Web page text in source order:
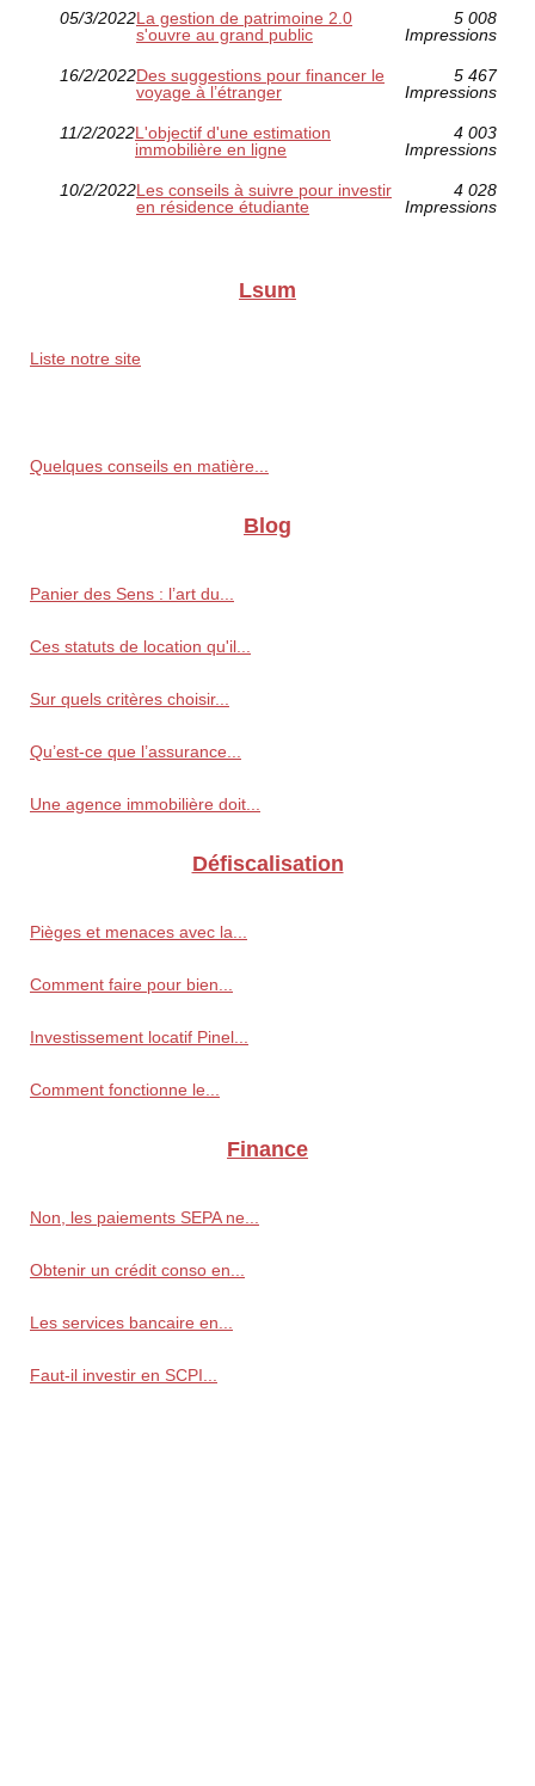
05/3/2022La gestion de patrimoine 2.0
s'ouvre au grand public
5 008
Impressions
16/2/2022Des suggestions pour financer le
voyage à l’étranger
5 467
Impressions
11/2/2022L'objectif d'une estimation
immobilière en ligne
4 003
Impressions
10/2/2022Les conseils à suivre pour investir
en résidence étudiante
4 028
Impressions
Lsum
Liste notre site
Quelques conseils en matière...
Blog
Panier des Sens : l’art du...
Ces statuts de location qu'il...
Sur quels critères choisir...
Qu’est-ce que l’assurance...
Une agence immobilière doit...
Défiscalisation
Pièges et menaces avec la...
Comment faire pour bien...
Investissement locatif Pinel...
Comment fonctionne le...
Finance
Non, les paiements SEPA ne...
Obtenir un crédit conso en...
Les services bancaire en...
Faut-il investir en SCPI...